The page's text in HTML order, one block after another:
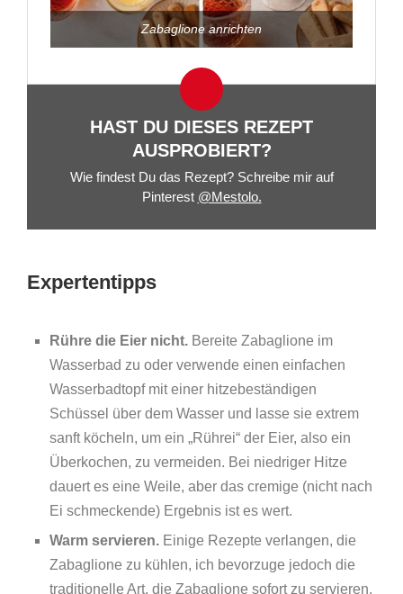
Zabaglione anrichten
HAST DU DIESES REZEPT
AUSPROBIERT?
Wie findest Du das Rezept? Schreibe mir auf
Pinterest @Mestolo.
Expertentipps
Rühre die Eier nicht. Bereite Zabaglione im
Wasserbad zu oder verwende einen einfachen
Wasserbadtopf mit einer hitzebeständigen
Schüssel über dem Wasser und lasse sie extrem
sanft köcheln, um ein „Rührei“ der Eier, also ein
Überkochen, zu vermeiden. Bei niedriger Hitze
dauert es eine Weile, aber das cremige (nicht nach
Ei schmeckende) Ergebnis ist es wert.
Warm servieren. Einige Rezepte verlangen, die
Zabaglione zu kühlen, ich bevorzuge jedoch die
traditionelle Art, die Zabaglione sofort zu servieren,